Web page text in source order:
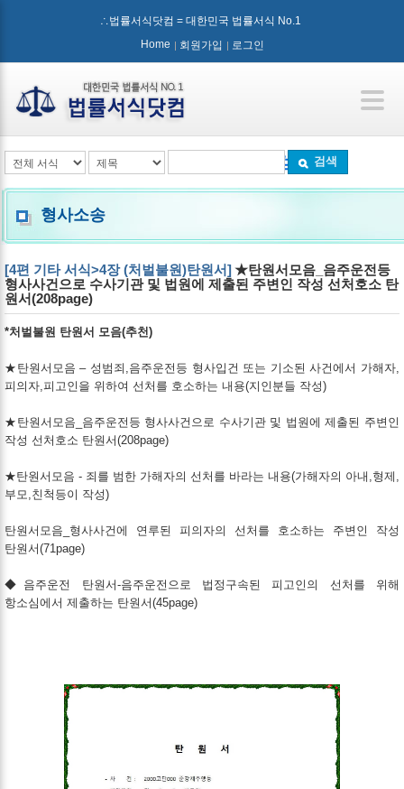
∴법률서식닷컴 = 대한민국 법률서식 No.1
Home
회원가입 로그인
검색
형사소송
[4편 기타 서식>4장 (처벌불원)탄원서]★탄원서모음_음주운전등
형사사건으로 수사기관 및 법원에 제출된 주변인 작성 선처호소 탄
원서(208page)
*처벌불원 탄원서 모음(추천)
★탄원서모음 – 성범죄,음주운전등 형사입건 또는 기소된 사건에서 가해자,
피의자,피고인을 위하여 선처를 호소하는 내용(지인분들 작성)
★탄원서모음_음주운전등 형사사건으로 수사기관 및 법원에 제출된 주변인
작성 선처호소 탄원서(208page)
★탄원서모음 - 죄를 범한 가해자의 선처를 바라는 내용(가해자의 아내,형제,
부모,친척등이 작성)
탄원서모음_형사사건에 연루된 피의자의 선처를 호소하는 주변인 작성
탄원서(71page)
◆음주운전 탄원서-음주운전으로 법정구속된 피고인의 선처를 위해
항소심에서 제출하는 탄원서(45page)